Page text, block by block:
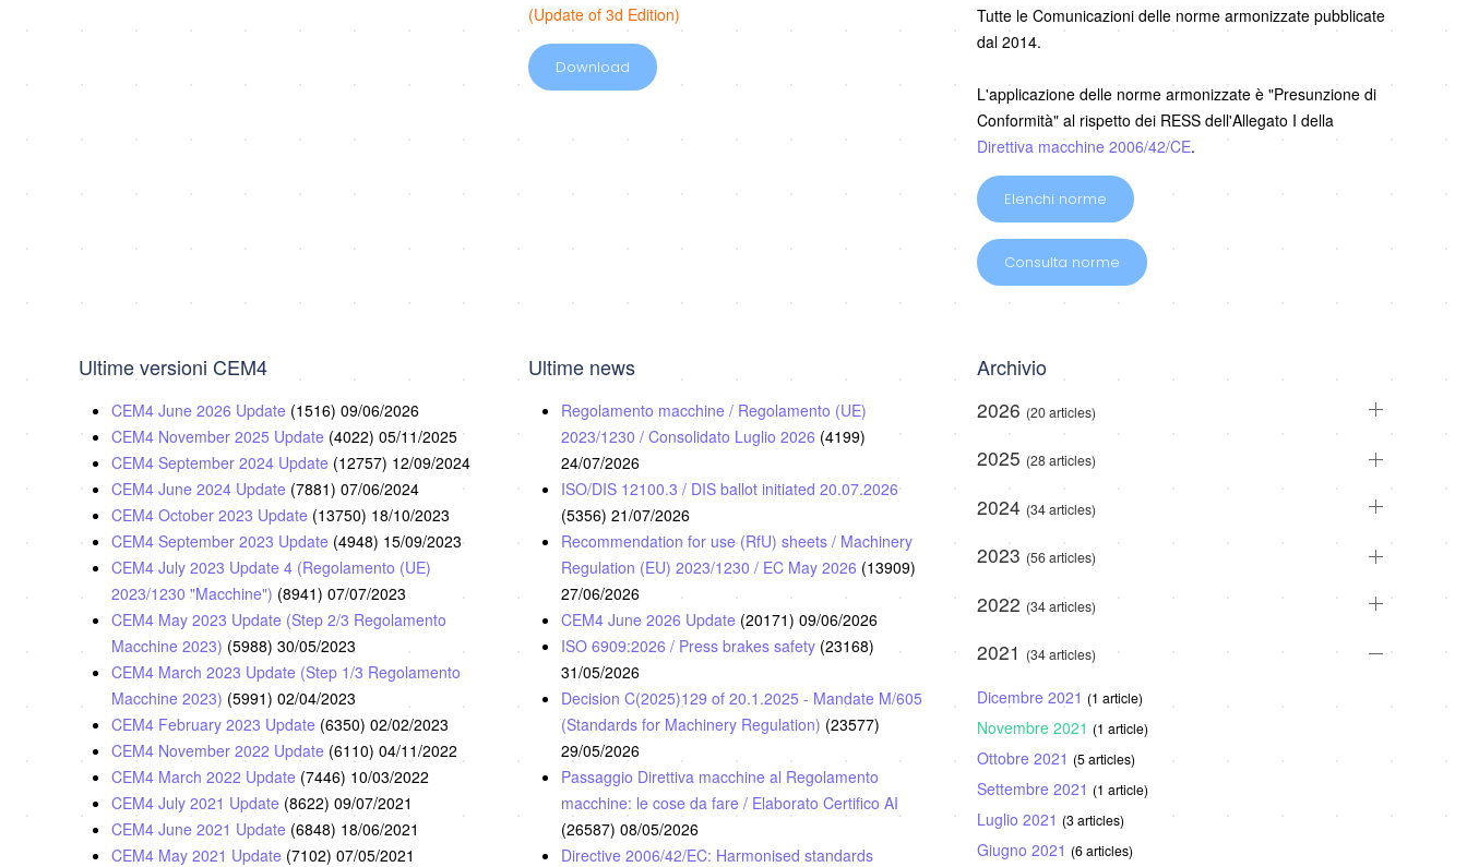
(Update of 3d Edition)
Download
Tutte le Comunicazioni delle norme armonizzate pubblicate
dal 2014.
L'applicazione delle norme armonizzate è "Presunzione di
Conformità" al rispetto dei RESS dell'Allegato I della
Direttiva macchine 2006/42/CE.
Elenchi norme
Consulta norme
Ultime versioni CEM4
CEM4 June 2026 Update (1516) 09/06/2026
CEM4 November 2025 Update (4022) 05/11/2025
CEM4 September 2024 Update (12757) 12/09/2024
CEM4 June 2024 Update (7881) 07/06/2024
CEM4 October 2023 Update (13750) 18/10/2023
CEM4 September 2023 Update (4948) 15/09/2023
CEM4 July 2023 Update 4 (Regolamento (UE)
2023/1230 "Macchine") (8941) 07/07/2023
CEM4 May 2023 Update (Step 2/3 Regolamento
Macchine 2023) (5988) 30/05/2023
CEM4 March 2023 Update (Step 1/3 Regolamento
Macchine 2023) (5991) 02/04/2023
CEM4 February 2023 Update (6350) 02/02/2023
CEM4 November 2022 Update (6110) 04/11/2022
CEM4 March 2022 Update (7446) 10/03/2022
CEM4 July 2021 Update (8622) 09/07/2021
CEM4 June 2021 Update (6848) 18/06/2021
CEM4 May 2021 Update (7102) 07/05/2021
Ultime news
Regolamento macchine / Regolamento (UE)
2023/1230 / Consolidato Luglio 2026 (4199)
24/07/2026
ISO/DIS 12100.3 / DIS ballot initiated 20.07.2026
(5356) 21/07/2026
Recommendation for use (RfU) sheets / Machinery
Regulation (EU) 2023/1230 / EC May 2026 (13909)
27/06/2026
CEM4 June 2026 Update (20171) 09/06/2026
ISO 6909:2026 / Press brakes safety (23168)
31/05/2026
Decision C(2025)129 of 20.1.2025 - Mandate M/605
(Standards for Machinery Regulation) (23577)
29/05/2026
Passaggio Direttiva macchine al Regolamento
macchine: le cose da fare / Elaborato Certifico AI
(26587) 08/05/2026
Directive 2006/42/EC: Harmonised standards
Archivio
2026 (20 articles)
2025 (28 articles)
2024 (34 articles)
2023 (56 articles)
2022 (34 articles)
2021 (34 articles)
Dicembre 2021 (1 article)
Novembre 2021 (1 article)
Ottobre 2021 (5 articles)
Settembre 2021 (1 article)
Luglio 2021 (3 articles)
Giugno 2021 (6 articles)